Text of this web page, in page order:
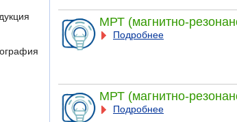
МРТ (магнитно-
Подробнее
МРТ (магнитно-
Подробнее